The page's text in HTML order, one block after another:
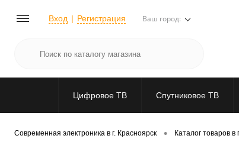
Вход Регистрация Ваш город:
Цифровое ТВ Спутниковое ТВ
Современная электроника в г. Красноярск • Каталог товаров в